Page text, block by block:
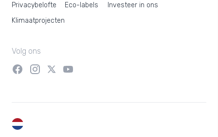
Privacybelofte
Klimaatprojecten
Eco-labels
Investeer in ons
Volg ons